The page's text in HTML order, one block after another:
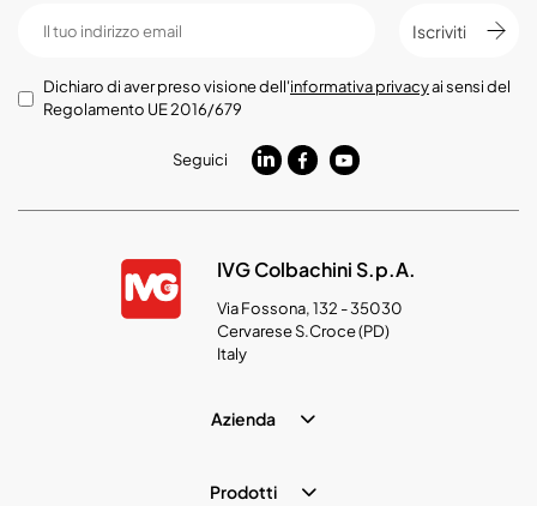
Iscriviti
Dichiaro di aver preso visione dell'informativa privacyai sensi del
Regolamento UE 2016/679
Seguici
IVG Colbachini S.p.A.
Via Fossona, 132 - 35030
Cervarese S.Croce (PD)
Italy
Azienda
Prodotti